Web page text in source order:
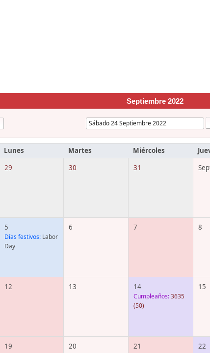
Septiembre 2022
Lunes Martes Miércoles
29 30 31
5
Días festivos: Labor
Day
6 7 8
12 13 14
Cumpleaños:3635
(50)
15
19 20 21 22